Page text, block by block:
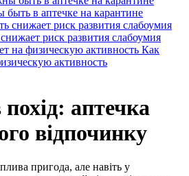
быть в аптечке на карантине
риск развития слабоумия
Как
активность
аптечка
відпочинку
пригода, але навіть у